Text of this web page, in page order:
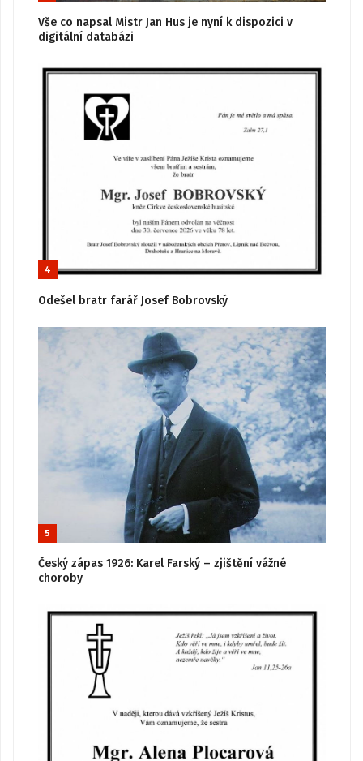
Vše co napsal Mistr Jan Hus je nyní k dispozici v
digitální databázi
4
Odešel bratr farář Josef Bobrovský
5
Český zápas 1926: Karel Farský – zjištění vážné
choroby